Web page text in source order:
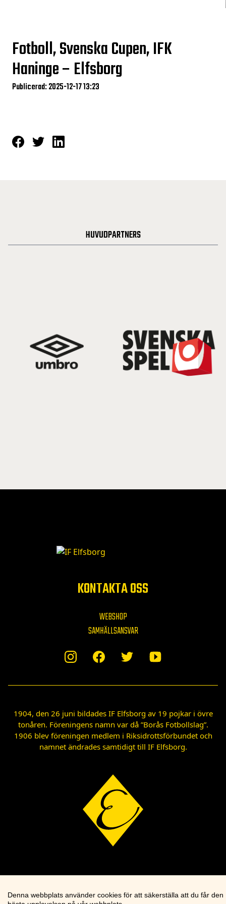
Fotboll, Svenska Cupen, IFK
Haninge – Elfsborg
Publicerad: 2025-12-17 13:23
HUVUDPARTNERS
KONTAKTA OSS
WEBSHOP
SAMHÄLLSANSVAR
1904, den 26 juni bildades IF Elfsborg av 19 pojkar i övre
tonåren. Föreningens namn var då ”Borås Fotbollslag”.
1906 blev föreningen medlem i Riksidrottsförbundet och
namnet ändrades samtidigt till IF Elfsborg.
Denna webbplats använder cookies för att säkerställa att du får den